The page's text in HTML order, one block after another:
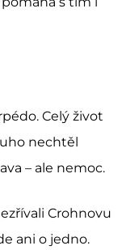
Celý život
nechtěl
– ale nemoc.
Crohnovu
ani o jedno.